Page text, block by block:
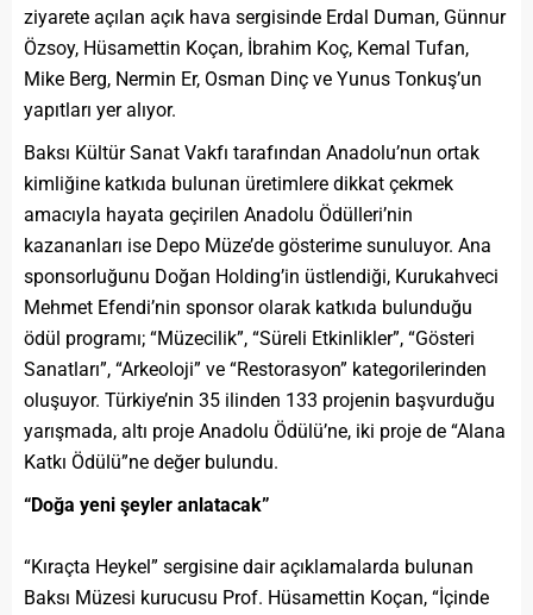
ziyarete açılan açık hava sergisinde Erdal Duman, Günnur
Özsoy, Hüsamettin Koçan, İbrahim Koç, Kemal Tufan,
Mike Berg, Nermin Er, Osman Dinç ve Yunus Tonkuş’un
yapıtları yer alıyor.
Baksı Kültür Sanat Vakfı tarafından Anadolu’nun ortak
kimliğine katkıda bulunan üretimlere dikkat çekmek
amacıyla hayata geçirilen Anadolu Ödülleri’nin
kazananları ise Depo Müze’de gösterime sunuluyor. Ana
sponsorluğunu Doğan Holding’in üstlendiği, Kurukahveci
Mehmet Efendi’nin sponsor olarak katkıda bulunduğu
ödül programı; “Müzecilik”, “Süreli Etkinlikler”, “Gösteri
Sanatları”, “Arkeoloji” ve “Restorasyon” kategorilerinden
oluşuyor. Türkiye’nin 35 ilinden 133 projenin başvurduğu
yarışmada, altı proje Anadolu Ödülü’ne, iki proje de “Alana
Katkı Ödülü”ne değer bulundu.
“Doğa yeni şeyler anlatacak”
“Kıraçta Heykel” sergisine dair açıklamalarda bulunan
Baksı Müzesi kurucusu Prof. Hüsamettin Koçan, “İçinde